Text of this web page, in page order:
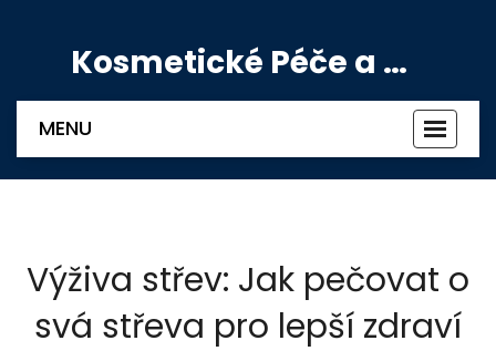
Kosmetické Péče a Výživové Doplňky
MENU
Výživa střev: Jak pečovat o
svá střeva pro lepší zdraví